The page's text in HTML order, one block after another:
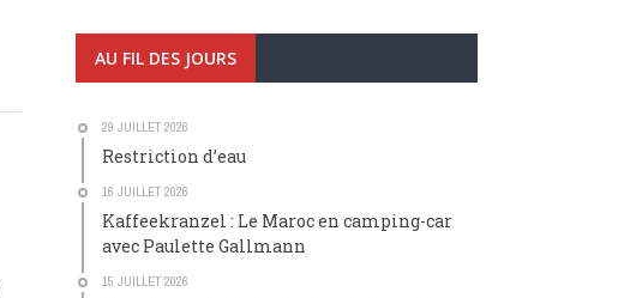
AU FIL DES JOURS
29 JUILLET 2026
Restriction d’eau
16 JUILLET 2026
Kaffeekranzel : Le Maroc en camping-car
avec Paulette Gallmann
15 JUILLET 2026